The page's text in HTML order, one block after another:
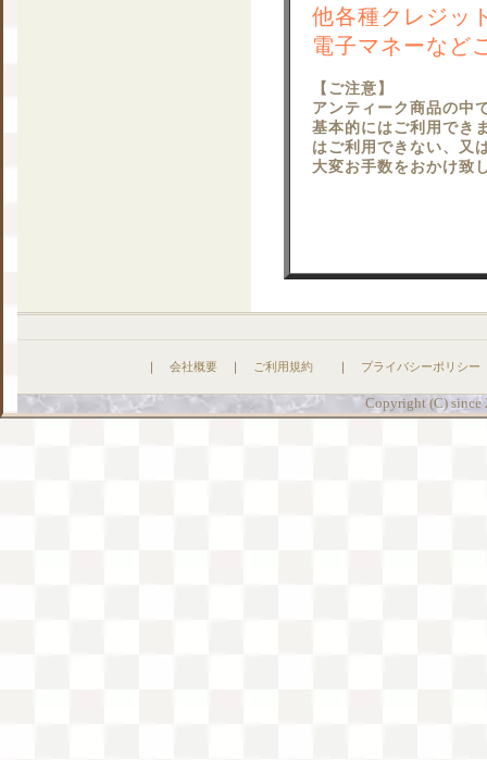
他各種クレジッ
電子マネーなど
【ご注意】
アンティーク商品の中
基本的にはご利用でき
はご利用できない、又
大変お手数をおかけ致
｜ 会社概要｜ ご利用規約｜ プライバシーポリシー
Copyright (C)